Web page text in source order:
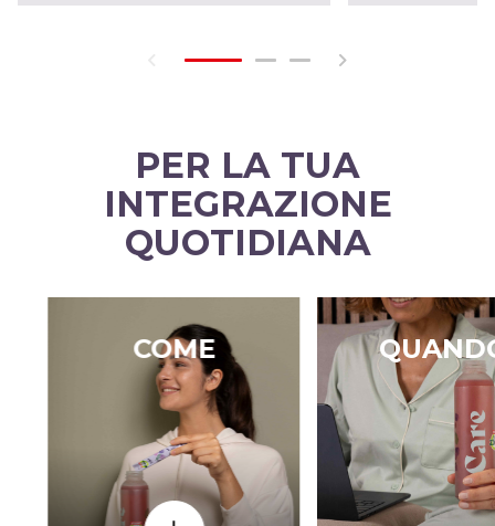
PER LA TUA
INTEGRAZIONE
QUOTIDIANA
COME